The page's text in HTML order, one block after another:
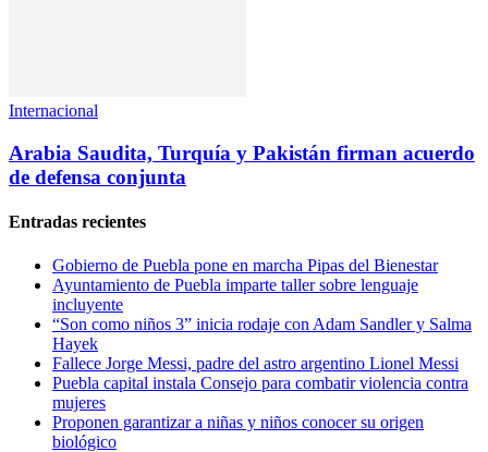
Internacional
Arabia Saudita, Turquía y Pakistán firman acuerdo
de defensa conjunta
Entradas recientes
Gobierno de Puebla pone en marcha Pipas del Bienestar
Ayuntamiento de Puebla imparte taller sobre lenguaje
incluyente
“Son como niños 3” inicia rodaje con Adam Sandler y Salma
Hayek
Fallece Jorge Messi, padre del astro argentino Lionel Messi
Puebla capital instala Consejo para combatir violencia contra
mujeres
Proponen garantizar a niñas y niños conocer su origen
biológico